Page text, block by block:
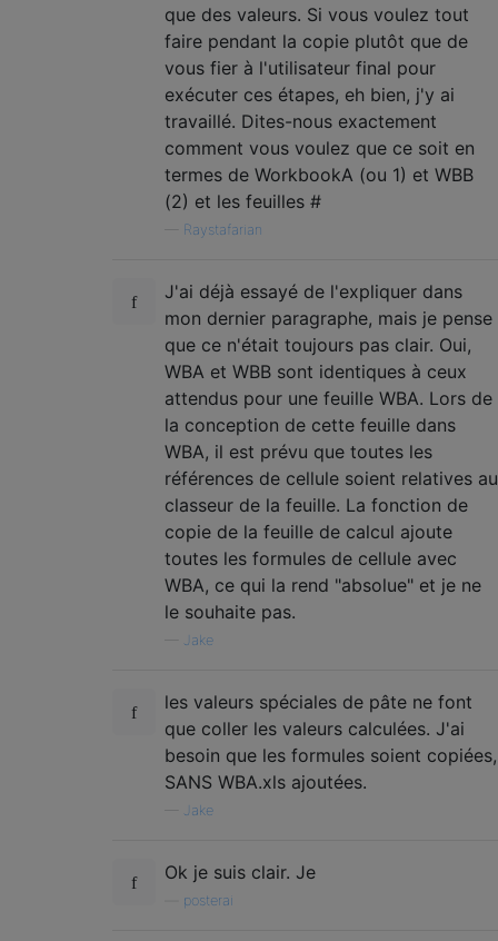
que des valeurs. Si vous voulez tout
faire pendant la copie plutôt que de
vous fier à l'utilisateur final pour
exécuter ces étapes, eh bien, j'y ai
travaillé. Dites-nous exactement
comment vous voulez que ce soit en
termes de WorkbookA (ou 1) et WBB
(2) et les feuilles #
Raystafarian
J'ai déjà essayé de l'expliquer dans
mon dernier paragraphe, mais je pense
que ce n'était toujours pas clair. Oui,
WBA et WBB sont identiques à ceux
attendus pour une feuille WBA. Lors de
la conception de cette feuille dans
WBA, il est prévu que toutes les
références de cellule soient relatives au
classeur de la feuille. La fonction de
copie de la feuille de calcul ajoute
toutes les formules de cellule avec
WBA, ce qui la rend "absolue" et je ne
le souhaite pas.
Jake
les valeurs spéciales de pâte ne font
que coller les valeurs calculées. J'ai
besoin que les formules soient copiées,
SANS WBA.xls ajoutées.
Jake
Ok je suis clair. Je
posterai